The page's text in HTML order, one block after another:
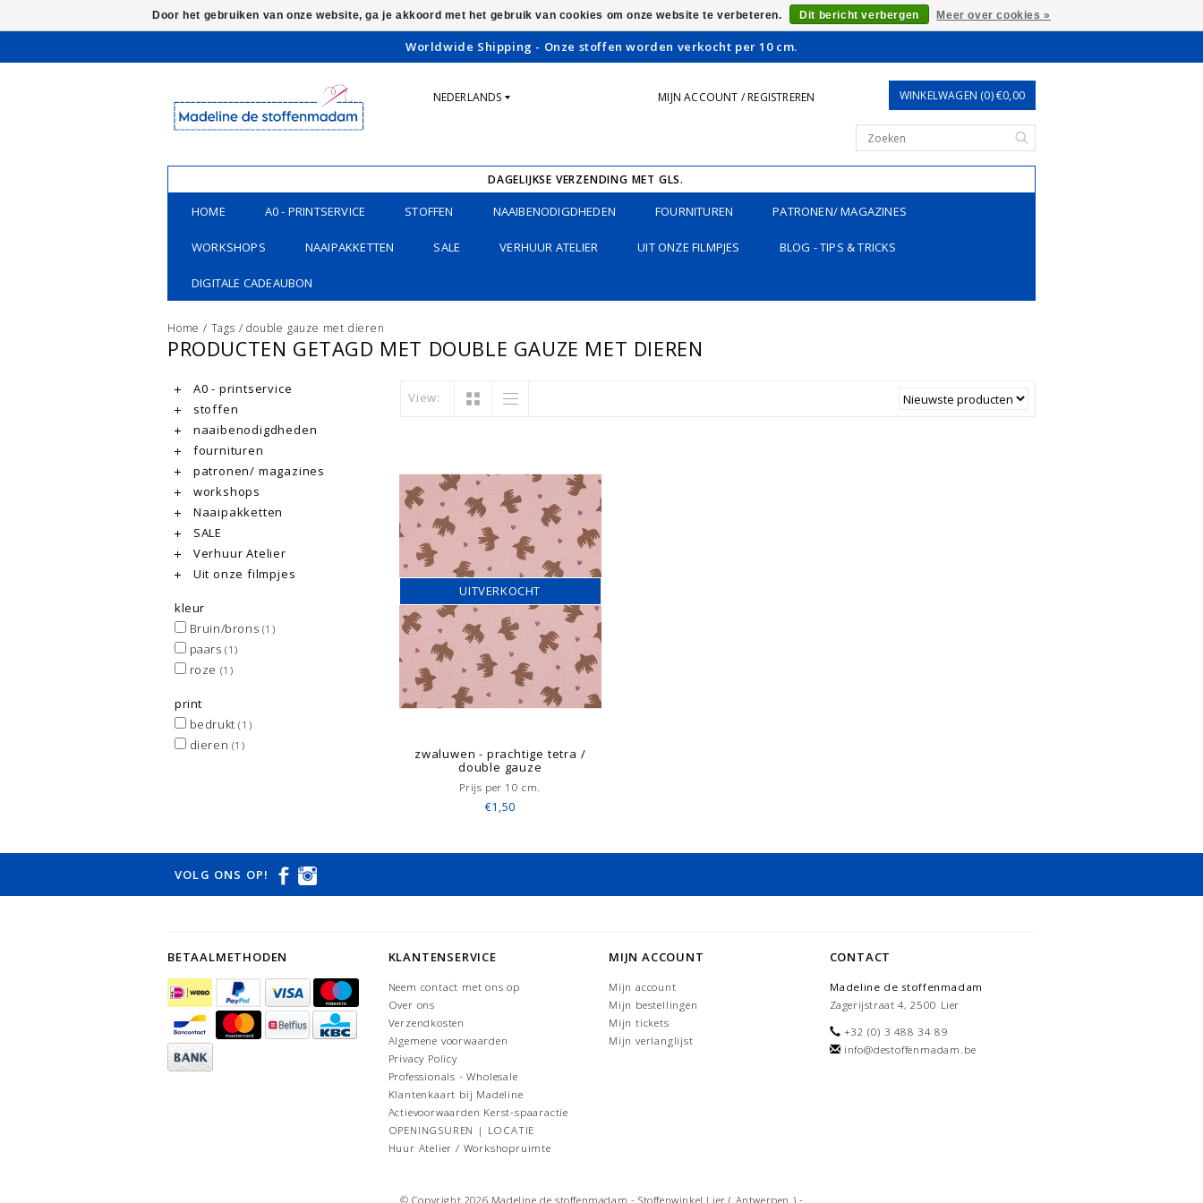
Worldwide Shipping - Onze stoffen worden verkocht per 10 cm.
NEDERLANDS MIJN ACCOUNT / REGISTREREN WINKELWAGEN (0) €0,00
DAGELIJKSE VERZENDING MET GLS.
HOME A0 - PRINTSERVICE STOFFEN NAAIBENODIGDHEDEN FOURNITUREN PATRONEN/ MAGAZINES
WORKSHOPS NAAIPAKKETTEN SALE VERHUUR ATELIER UIT ONZE FILMPJES BLOG - TIPS & TRICKS
DIGITALE CADEAUBON
Home / Tags /double gauze met dieren
PRODUCTEN GETAGD MET DOUBLE GAUZE MET DIEREN
A0 - printservice
stoffen
naaibenodigdheden
fournituren
patronen/ magazines
workshops
Naaipakketten
SALE
Verhuur Atelier
Uit onze filmpjes
kleur
Bruin/brons (1)
paars(1)
roze (1)
print
bedrukt(1)
dieren (1)
View:
UITVERKOCHT
zwaluwen - prachtige tetra /
double gauze
Prijs per 10 cm.
€1,50
VOLG ONS OP!
BETAALMETHODEN KLANTENSERVICE
Neem contact met ons op
Over ons
Verzendkosten
Algemene voorwaarden
Privacy Policy
Professionals - Wholesale
Klantenkaart bij Madeline
Actievoorwaarden Kerst-spaaractie
OPENINGSUREN | LOCATIE
Huur Atelier / Workshopruimte
MIJN ACCOUNT
Mijn account
Mijn bestellingen
Mijn tickets
Mijn verlanglijst
CONTACT
Madeline de stoffenmadam
Zagerijstraat 4, 2500 Lier
+32 (0) 3 488 34 89
info@destoffenmadam.be
© Copyright 2026 Madeline de stoffenmadam - Stoffenwinkel Lier ( Antwerpen ) -
Door het gebruiken van onze website, ga je akkoord met het gebruik van cookies om onze website te verbeteren. Dit bericht verbergen Meer over cookies »